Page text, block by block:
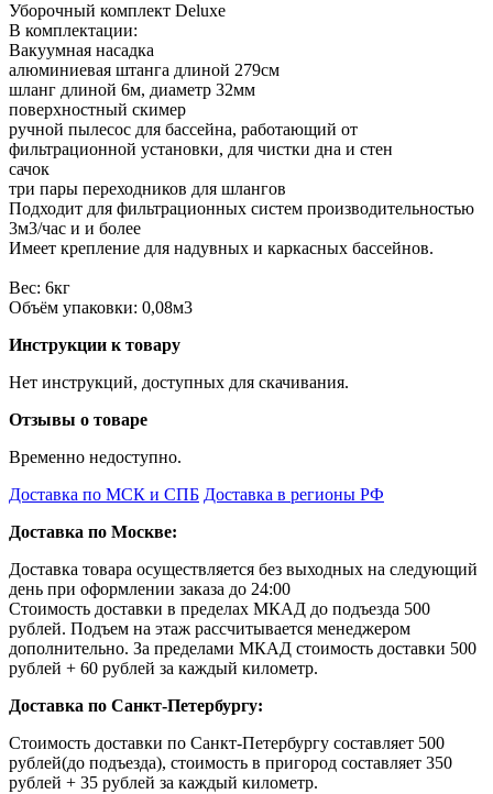
Уборочный комплект Deluxe
В комплектации:
Вакуумная насадка
алюминиевая штанга длиной 279см
шланг длиной 6м, диаметр 32мм
поверхностный скимер
ручной пылесос для бассейна, работающий от
фильтрационной установки, для чистки дна и стен
сачок
три пары переходников для шлангов
Подходит для фильтрационных систем производительностью
3м3/час и и более
Имеет крепление для надувных и каркасных бассейнов.
Вес: 6кг
Объём упаковки: 0,08м3
Инструкции к товару
Нет инструкций, доступных для скачивания.
Отзывы о товаре
Временно недоступно.
Доставка по МСК и СПБ Доставка в регионы РФ
Доставка по Москве:
Доставка товара осуществляется без выходных на следующий
день при оформлении заказа до 24:00
Стоимость доставки в пределах МКАД до подъезда 500
рублей. Подъем на этаж рассчитывается менеджером
дополнительно. За пределами МКАД стоимость доставки 500
рублей + 60 рублей за каждый километр.
Доставка по Санкт-Петербургу:
Стоимость доставки по Санкт-Петербургу составляет 500
рублей(до подъезда), стоимость в пригород составляет 350
рублей + 35 рублей за каждый километр.